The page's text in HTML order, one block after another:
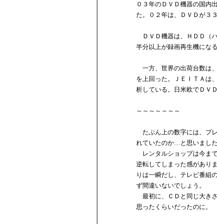
０３年のＤＶＤ機器の国内
た。０２年は、ＤＶＤが３
ＤＶＤ機器は、ＨＤＤ（
半分以上が録画再生機にな
一方、世界の出荷台数は
を上回った。ＪＥＩＴＡは
析している。日米欧でＤＶ
～～～～～～～
たぶん上の数字には、プ
れていたのか…と思いまし
レンタルショップは今ま
逆転してしまった感があり
りは一瞬だし、テレビ番組
ず間違いないでしょう。
最初に、ＣＤと同じ大き
思ったくらいだったのに。